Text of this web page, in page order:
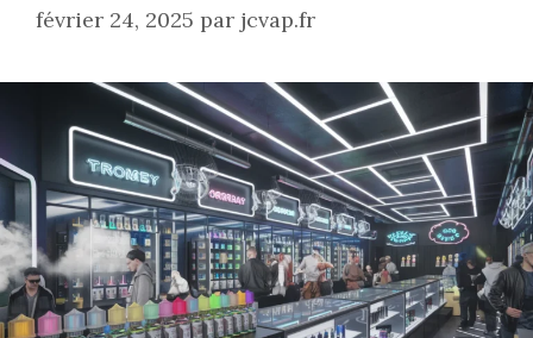
février 24, 2025 par jcvap.fr